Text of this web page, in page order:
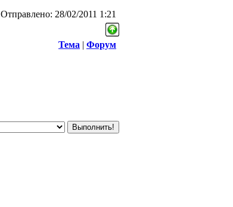
Отправлено: 28/02/2011 1:21
Тема | Форум